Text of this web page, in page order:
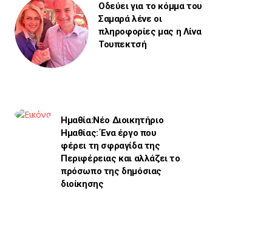
Οδεύει για το κόμμα του
Σαμαρά λένε οι
πληροφορίες μας η Λίνα
Τουπεκτσή
Ημαθία:Νέο Διοικητήριο
Ημαθίας: Ένα έργο που
φέρει τη σφραγίδα της
Περιφέρειας και αλλάζει το
πρόσωπο της δημόσιας
διοίκησης